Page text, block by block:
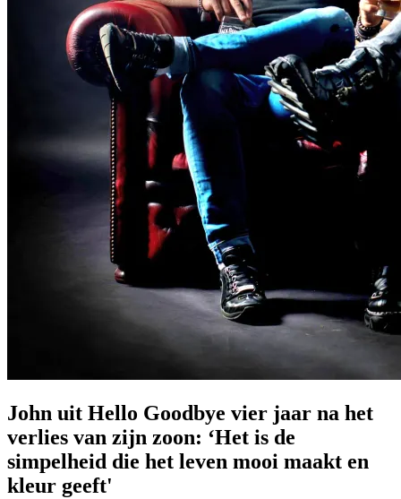
John uit Hello Goodbye vier jaar na het
verlies van zijn zoon: ‘Het is de
simpelheid die het leven mooi maakt en
kleur geeft'